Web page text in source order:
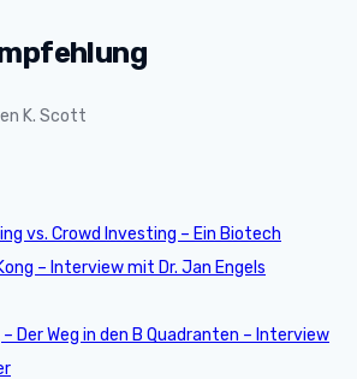
K. Scott
vs. Crowd Investing – Ein Biotech
– Interview mit Dr. Jan Engels
Der Weg in den B Quadranten – Interview